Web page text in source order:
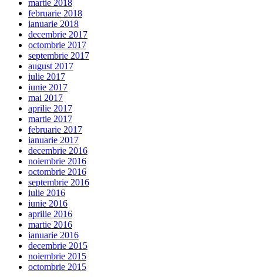
martie 2018
februarie 2018
ianuarie 2018
decembrie 2017
octombrie 2017
septembrie 2017
august 2017
iulie 2017
iunie 2017
mai 2017
aprilie 2017
martie 2017
februarie 2017
ianuarie 2017
decembrie 2016
noiembrie 2016
octombrie 2016
septembrie 2016
iulie 2016
iunie 2016
aprilie 2016
martie 2016
ianuarie 2016
decembrie 2015
noiembrie 2015
octombrie 2015